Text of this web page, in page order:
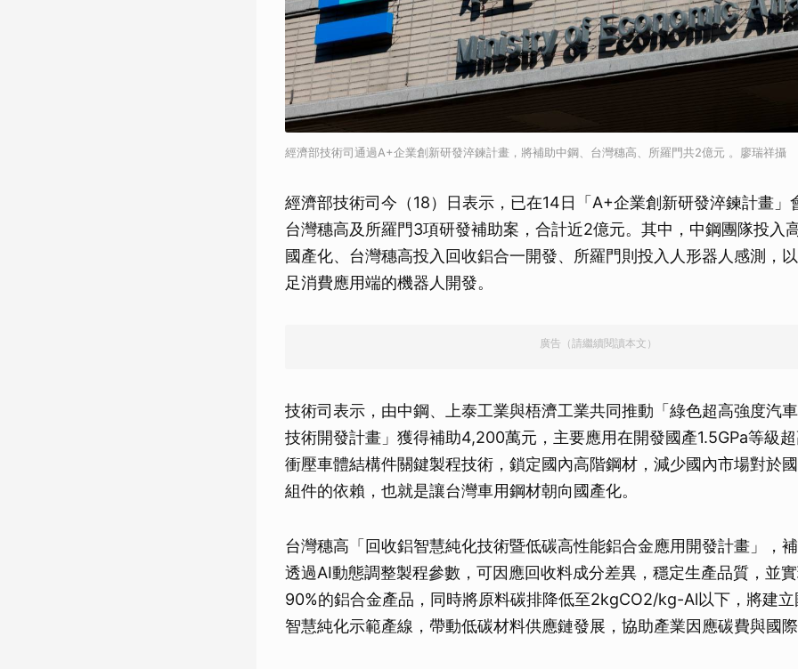
經濟部技術司通過A+企業創新研發淬鍊計畫，將補助中鋼、台灣穗高、所羅門共2億元 。廖瑞祥攝
經濟部技術司今（18）日表示，已在14日「A+企業創新研發淬鍊計畫」
台灣穗高及所羅門3項研發補助案，合計近2億元。其中，中鋼團隊投入
國產化、台灣穗高投入回收鋁合一開發、所羅門則投入人形器人感測，
足消費應用端的機器人開發。
廣告（請繼續閱讀本文）
技術司表示，由中鋼、上泰工業與梧濟工業共同推動「綠色超高強度汽
技術開發計畫」獲得補助4,200萬元，主要應用在開發國產1.5GPa等級
衝壓車體結構件關鍵製程技術，鎖定國內高階鋼材，減少國內市場對於
組件的依賴，也就是讓台灣車用鋼材朝向國產化。
台灣穗高「回收鋁智慧純化技術暨低碳高性能鋁合金應用開發計畫」，
透過AI動態調整製程參數，可因應回收料成分差異，穩定生產品質，並
90%的鋁合金產品，同時將原料碳排降低至2kgCO2/kg-Al以下，將建
智慧純化示範產線，帶動低碳材料供應鏈發展，協助產業因應碳費與國